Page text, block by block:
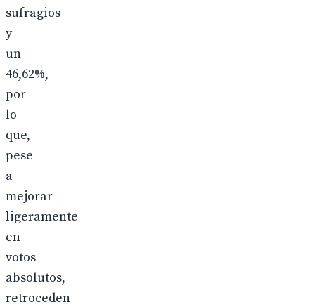
sufragios
y
un
46,62%,
por
lo
que,
pese
a
mejorar
ligeramente
en
votos
absolutos,
retroceden